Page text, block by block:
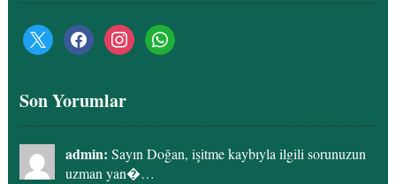
x facebookinstagramwhatsapp
Son Yorumlar
admin: Sayın Doğan, işitme kaybıyla ilgili sorunuzun
uzman yan�…